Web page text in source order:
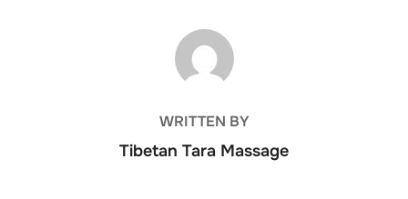
POST AUTHOR
WRITTEN BY
Tibetan Tara Massage